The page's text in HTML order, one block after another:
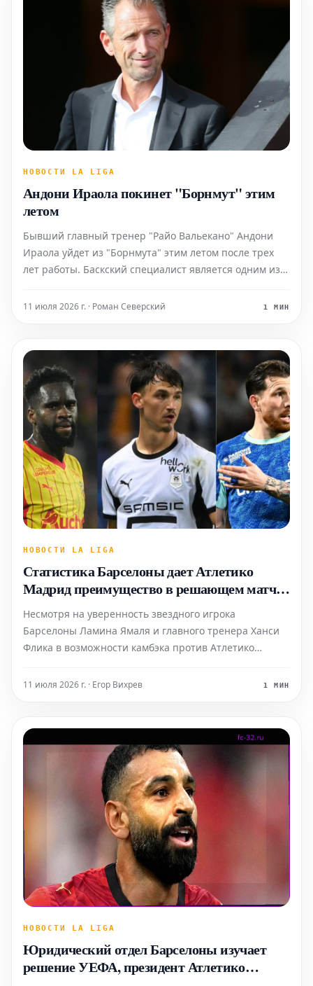
НОВОСТИ LA LIGA
Андони Ираола покинет "Борнмут" этим
летом
Бывший главный тренер "Райо Вальекано" Андони
Ираола уйдет из "Борнмута" этим летом после трех
лет работы. Баскский специалист является одним из
Бильбао" после объявления об уходе Эрнесто
11 июля 2026 г. · Роман Северский 1 МИН
НОВОСТИ LA LIGA
Статистика Барселоны дает Атлетико
Мадрид преимущество в решающем матче
Лиги Чемпионов
Несмотря на уверенность звездного игрока
Барселоны Ламина Ямаля и главного тренера Ханси
Флика в возможности камбэка против Атлетико
вторник вечером, статистика текущего сезона
11 июля 2026 г. · Егор Вихрев 1 МИН
НОВОСТИ LA LIGA
Юридический отдел Барселоны изучает
решение УЕФА, президент Атлетико